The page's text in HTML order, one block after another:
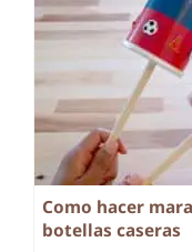
Como hacer
botellas caseras